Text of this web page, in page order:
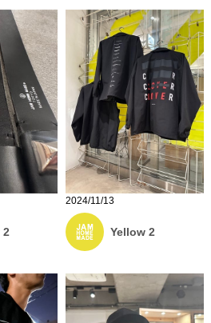
2
2024/11/13
Yellow 2